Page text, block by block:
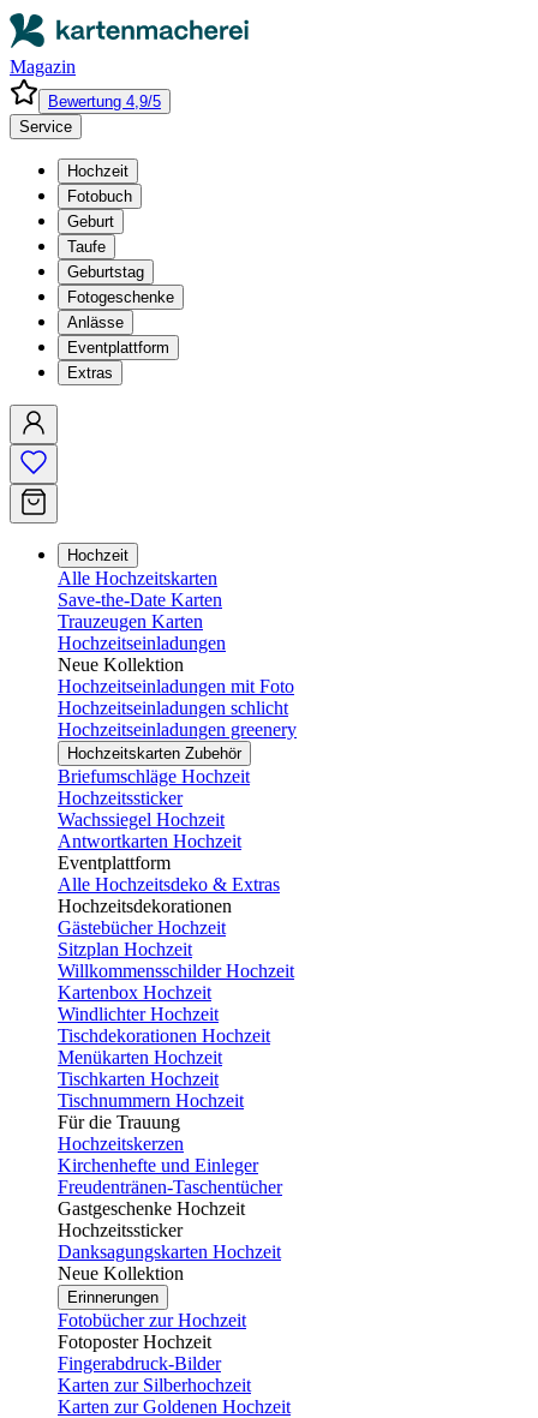
Magazin
Bewertung 4,9/5
Service
Hochzeit
Fotobuch
Geburt
Taufe
Geburtstag
Fotogeschenke
Anlässe
Eventplattform
Extras
Hochzeit
Alle Hochzeitskarten
Save-the-Date Karten
Trauzeugen Karten
Hochzeitseinladungen
Neue Kollektion
Hochzeitseinladungen mit Foto
Hochzeitseinladungen schlicht
Hochzeitseinladungen greenery
Hochzeitskarten Zubehör
Briefumschläge Hochzeit
Hochzeitssticker
Wachssiegel Hochzeit
Antwortkarten Hochzeit
Eventplattform
Alle Hochzeitsdeko & Extras
Hochzeitsdekorationen
Gästebücher Hochzeit
Sitzplan Hochzeit
Willkommensschilder Hochzeit
Kartenbox Hochzeit
Windlichter Hochzeit
Tischdekorationen Hochzeit
Menükarten Hochzeit
Tischkarten Hochzeit
Tischnummern Hochzeit
Für die Trauung
Hochzeitskerzen
Kirchenhefte und Einleger
Freudentränen-Taschentücher
Gastgeschenke Hochzeit
Hochzeitssticker
Danksagungskarten Hochzeit
Neue Kollektion
Erinnerungen
Fotobücher zur Hochzeit
Fotoposter Hochzeit
Fingerabdruck-Bilder
Karten zur Silberhochzeit
Karten zur Goldenen Hochzeit